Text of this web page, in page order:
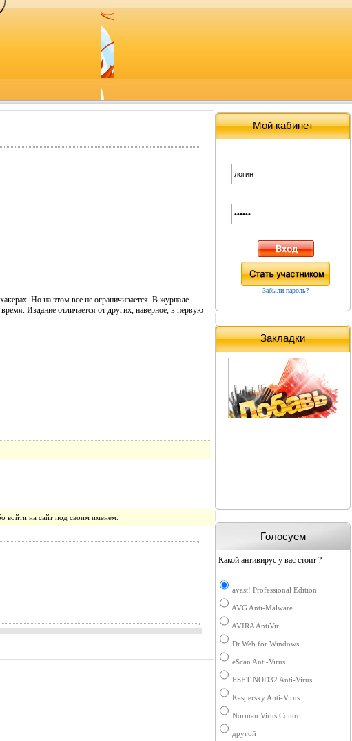
Но на этом все не ограничивается. В журнале
Издание отличается от других, наверное, в первую
войти на сайт под своим именем.
Мой кабинет
Забыли пароль?
Закладки
Голосуем
Какой антивирус у вас стоит ?
avast! Professional Edition
AVG Anti-Malware
AVIRA AntiVir
Dr.Web for Windows
eScan Anti-Virus
ESET NOD32 Anti-Virus
Kaspersky Anti-Virus
Norman Virus Control
другой